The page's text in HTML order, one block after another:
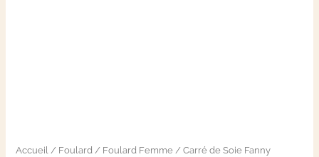
Accueil / Foulard / Foulard Femme/ Carré de Soie Fanny